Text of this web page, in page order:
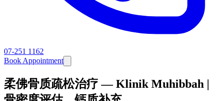
07-251 1162
Book Appointment
柔佛骨质疏松治疗 — Klinik Muhibbah |